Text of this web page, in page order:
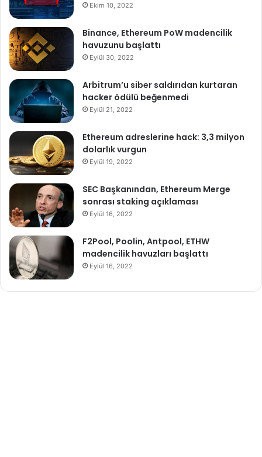
Ekim 10, 2022
Binance, Ethereum PoW madencilik
havuzunu başlattı
Eylül 30, 2022
Arbitrum’u siber saldırıdan kurtaran
hacker ödülü beğenmedi
Eylül 21, 2022
Ethereum adreslerine hack: 3,3 milyon
dolarlık vurgun
Eylül 19, 2022
SEC Başkanından, Ethereum Merge
sonrası staking açıklaması
Eylül 16, 2022
F2Pool, Poolin, Antpool, ETHW
madencilik havuzları başlattı
Eylül 16, 2022